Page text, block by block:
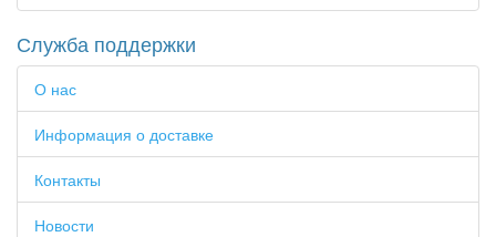
Служба поддержки
О нас
Информация о доставке
Контакты
Новости